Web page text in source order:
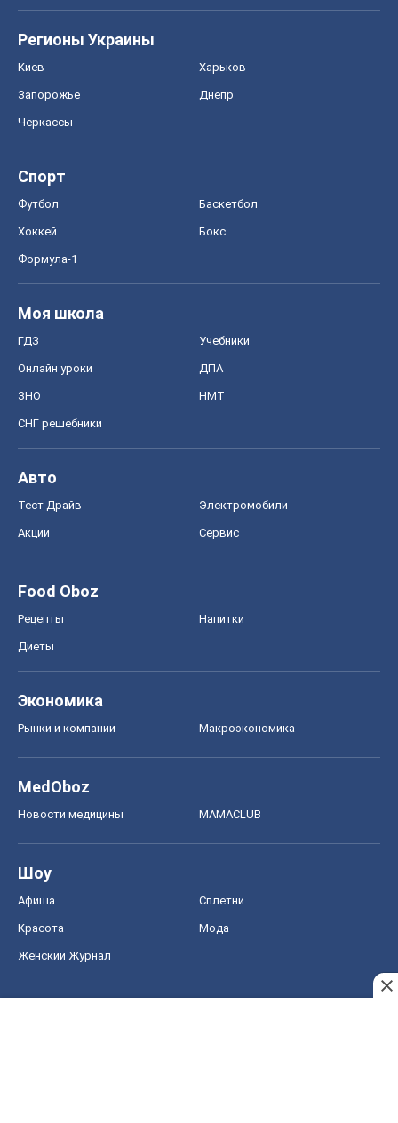
Регионы Украины
Киев Харьков
Запорожье Днепр
Черкассы
Спорт
Футбол Баскетбол
Хоккей Бокс
Формула-1
Моя школа
ГДЗ Учебники
Онлайн уроки ДПА
ЗНО НМТ
СНГ решебники
Авто
Тест Драйв Электромобили
Акции Сервис
Food Oboz
Рецепты Напитки
Диеты
Экономика
Рынки и компании Mакроэкономика
MedOboz
Новости медицины MAMACLUB
Шоу
Афиша Сплетни
Красота Мода
Женский Журнал